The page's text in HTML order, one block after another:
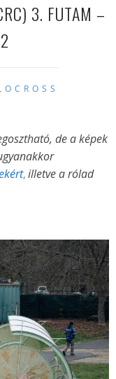
3. FUTAM –
de a képek
,illetve a rólad